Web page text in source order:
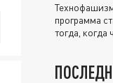
программа
тогда, когда